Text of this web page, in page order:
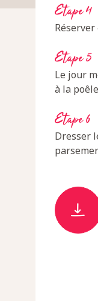
Etape 4
Etape 5
Le jour
à la
Etape 6
Dresser